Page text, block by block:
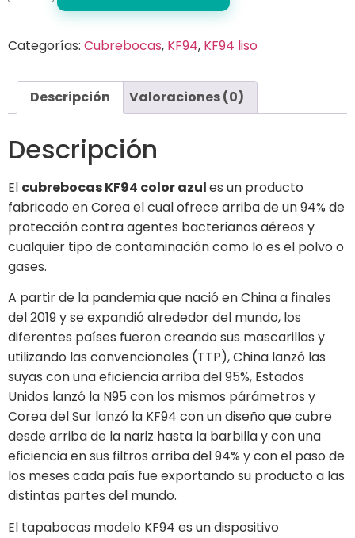
Categorías: Cubrebocas, KF94, KF94 liso
Descripción Valoraciones (0)
Descripción
El cubrebocas KF94 color azules un producto
fabricado en Corea el cual ofrece arriba de un 94% de
protección contra agentes bacterianos aéreos y
cualquier tipo de contaminación como lo es el polvo o
gases.
A partir de la pandemia que nació en China a finales
del 2019 y se expandió alrededor del mundo, los
diferentes países fueron creando sus mascarillas y
utilizando las convencionales (TTP), China lanzó las
suyas con una eficiencia arriba del 95%, Estados
Unidos lanzó la N95 con los mismos párámetros y
Corea del Sur lanzó la KF94 con un diseño que cubre
desde arriba de la nariz hasta la barbilla y con una
eficiencia en sus filtros arriba del 94% y con el paso de
los meses cada país fue exportando su producto a las
distintas partes del mundo.
El tapabocas modelo KF94 es un dispositivo